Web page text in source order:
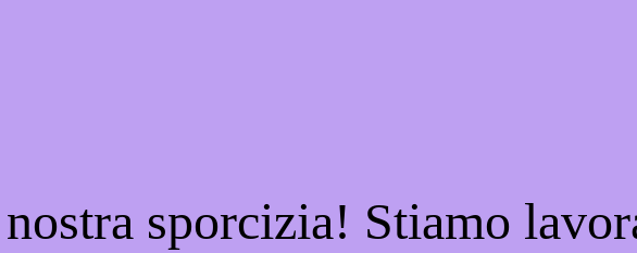
sporcizia! Stiamo